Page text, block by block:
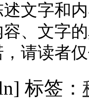
文字和
、文字
请读者
标签：